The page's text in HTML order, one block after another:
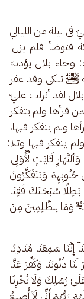
ليلة من الليالي
فتوضأ فلم يزل
بلال يؤذنه
ﷺ تبكي وقد غفر
لقد أنزلت عليّ
قرأها ولم يتفكر
ولم يتفكر فيها،
يتفكر فيها وتلا:
لَـَٔایَـٰتࣲ لِّأُو۟لِی
جُنُوبِهِمۡ وَیَتَفَكَّرُونَ
سُبۡحَـٰنَكَ فَقِنَا
وَمَا لِلظَّـٰلِمِینَ مِنۡ
سَمِعۡنَا مُنَادِیࣰا
ذُنُوبَنَا وَكَفِّرۡ عَنَّا
عَلَىٰ رُسُلِكَ وَلَا تُخۡزِنَا
رَبُّهُمۡ أَنِّی لَاۤ أُضِیعُ